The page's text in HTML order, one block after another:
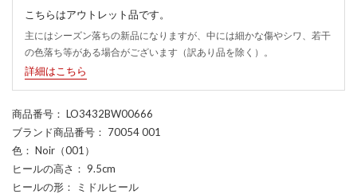
こちらはアウトレット品です。
主にはシーズン落ちの新品になりますが、中には細かな傷やシワ、若干
の色落ち等がある場合がございます（訳あり品を除く）。
詳細はこちら
商品番号 ： LO3432BW00666
ブランド商品番号 ： 70054 001
色 ： Noir（001）
ヒールの高さ ： 9.5cm
ヒールの形 ： ミドルヒール